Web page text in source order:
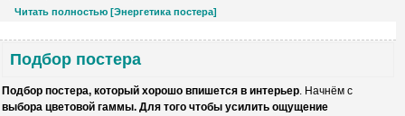
Читать полностью [Энергетика постера]
Подбор постера
Подбор постера, который хорошо впишется в интерьер. Начнём с
выбора цветовой гаммы. Для того чтобы усилить ощущение